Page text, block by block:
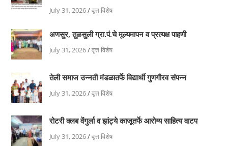
July 31, 2026/वृत्त विशेष
अणसुर, तुळसुली ग्रा.पं.चे मूल्यमापन व प्रत्यक्ष पाहणी
July 31, 2026/वृत्त विशेष
तेली समाज उन्नती मंडळातर्फे विद्यार्थी गुणगौरव संपन्न
July 31, 2026/वृत्त विशेष
रोटरी क्लब वेंगुर्ला व झांट्ये काजूतर्फे आरोग्य साहित्य वाटप
July 31, 2026/वृत्त विशेष